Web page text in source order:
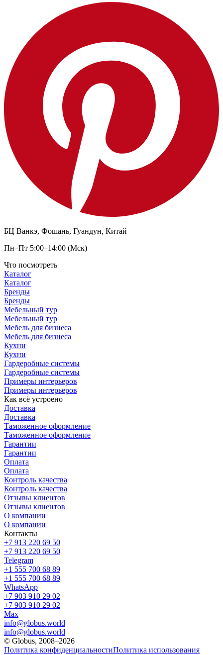
БЦ Ванкэ, Фошань, Гуандун, Китай
Пн–Пт 5:00–14:00 (Мск)
Что посмотреть
Каталог
Каталог
Бренды
Бренды
Мебельный тур
Мебельный тур
Мебель для бизнеса
Мебель для бизнеса
Кухни
Кухни
Гардеробные системы
Гардеробные системы
Примеры интерьеров
Примеры интерьеров
Как всё устроено
Доставка
Доставка
Таможенное оформление
Таможенное оформление
Гарантии
Гарантии
Оплата
Оплата
Контроль качества
Контроль качества
Отзывы клиентов
Отзывы клиентов
О компании
О компании
Контакты
+7 913 220 69 50
+7 913 220 69 50
Telegram
+1 555 700 68 89
+1 555 700 68 89
WhatsApp
+7 903 910 29 02
+7 903 910 29 02
Max
info@globus.world
info@globus.world
© Globus, 2008–2026
Политика конфиденциальностиПолитика использования